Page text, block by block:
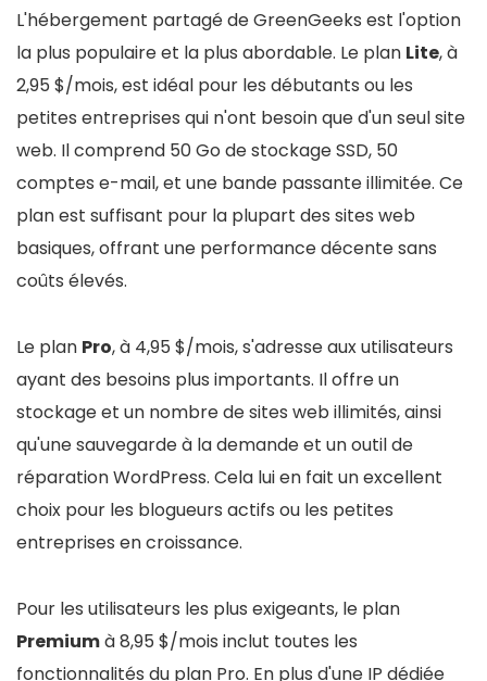
L'hébergement partagé de GreenGeeks est l'option
la plus populaire et la plus abordable. Le plan Lite, à
2,95 $/mois, est idéal pour les débutants ou les
petites entreprises qui n'ont besoin que d'un seul site
web. Il comprend 50 Go de stockage SSD, 50
comptes e-mail, et une bande passante illimitée. Ce
plan est suffisant pour la plupart des sites web
basiques, offrant une performance décente sans
coûts élevés.
Le plan Pro, à 4,95 $/mois, s'adresse aux utilisateurs
ayant des besoins plus importants. Il offre un
stockage et un nombre de sites web illimités, ainsi
qu'une sauvegarde à la demande et un outil de
réparation WordPress. Cela lui en fait un excellent
choix pour les blogueurs actifs ou les petites
entreprises en croissance.
Pour les utilisateurs les plus exigeants, le plan
Premiumà 8,95 $/mois inclut toutes les
fonctionnalités du plan Pro. En plus d'une IP dédiée